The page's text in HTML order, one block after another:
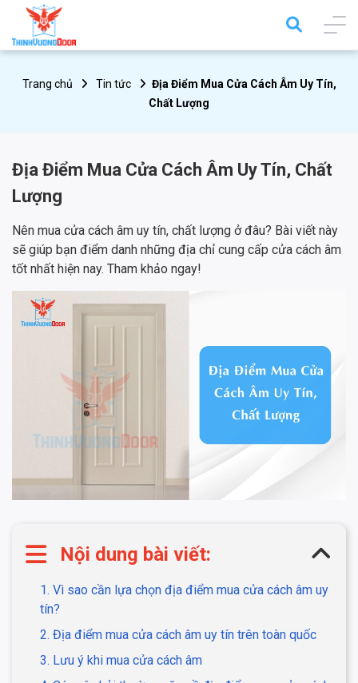
Trang chủ Tin tức
Địa Điểm Mua Cửa Cách Âm Uy Tín,
Chất Lượng
Địa Điểm Mua Cửa Cách Âm Uy Tín, Chất
Lượng
Nên mua cửa cách âm uy tín, chất lượng ở đâu? Bài viết này
sẽ giúp bạn điểm danh những địa chỉ cung cấp cửa cách âm
tốt nhất hiện nay. Tham khảo ngay!
Nội dung bài viết:
1. Vì sao cần lựa chọn địa điểm mua cửa cách âm uy
tín?
2. Địa điểm mua cửa cách âm uy tín trên toàn quốc
3. Lưu ý khi mua cửa cách âm